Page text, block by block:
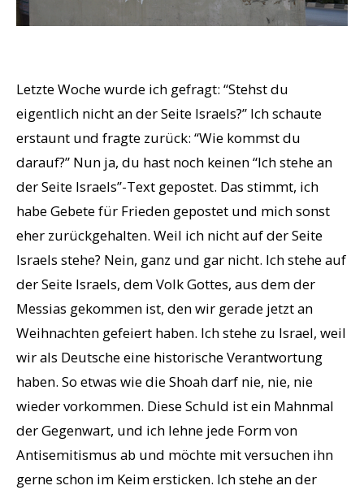
Letzte Woche wurde ich gefragt: “Stehst du
eigentlich nicht an der Seite Israels?” Ich schaute
erstaunt und fragte zurück: “Wie kommst du
darauf?” Nun ja, du hast noch keinen “Ich stehe an
der Seite Israels”-Text gepostet. Das stimmt, ich
habe Gebete für Frieden gepostet und mich sonst
eher zurückgehalten. Weil ich nicht auf der Seite
Israels stehe? Nein, ganz und gar nicht. Ich stehe auf
der Seite Israels, dem Volk Gottes, aus dem der
Messias gekommen ist, den wir gerade jetzt an
Weihnachten gefeiert haben. Ich stehe zu Israel, weil
wir als Deutsche eine historische Verantwortung
haben. So etwas wie die Shoah darf nie, nie, nie
wieder vorkommen. Diese Schuld ist ein Mahnmal
der Gegenwart, und ich lehne jede Form von
Antisemitismus ab und möchte mit versuchen ihn
gerne schon im Keim ersticken. Ich stehe an der